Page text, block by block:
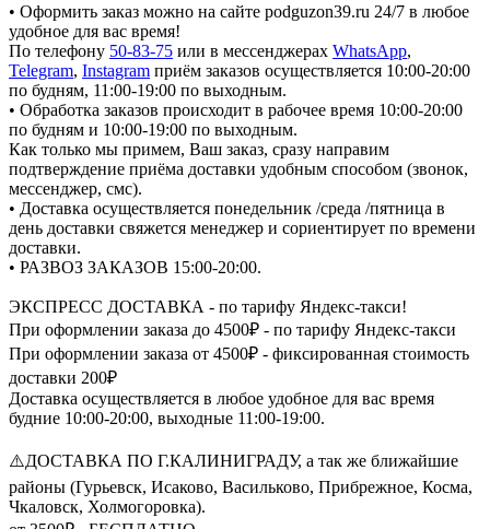
• Оформить заказ можно на сайте podguzon39.ru 24/7 в любое
удобное для вас время!
По телефону 50-83-75 или в мессенджерах WhatsApp,
Telegram, Instagram приём заказов осуществляется 10:00-20:00
по будням, 11:00-19:00 по выходным.
• Обработка заказов происходит в рабочее время 10:00-20:00
по будням и 10:00-19:00 по выходным.
Как только мы примем, Ваш заказ, сразу направим
подтверждение приёма доставки удобным способом (звонок,
мессенджер, смс).
• Доставка осуществляется понедельник /среда /пятница в
день доставки свяжется менеджер и сориентирует по времени
доставки.
• РАЗВОЗ ЗАКАЗОВ 15:00-20:00.
ЭКСПРЕСС ДОСТАВКА - по тарифу Яндекс-такси!
При оформлении заказа до 4500₽ - по тарифу Яндекс-такси
При оформлении заказа от 4500₽ - фиксированная стоимость
доставки 200₽
Доставка осуществляется в любое удобное для вас время
будние 10:00-20:00, выходные 11:00-19:00.
⚠️ДОСТАВКА ПО Г.КАЛИНИГРАДУ, а так же ближайшие
районы (Гурьевск, Исаково, Васильково, Прибрежное, Косма,
Чкаловск, Холмогоровка).